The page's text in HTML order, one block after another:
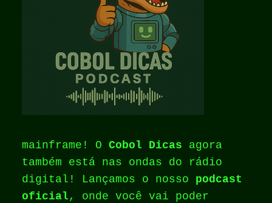
mainframe! O Cobol Dicas agora
também está nas ondas do rádio
digital! Lançamos o nosso podcast
oficial , onde você vai poder